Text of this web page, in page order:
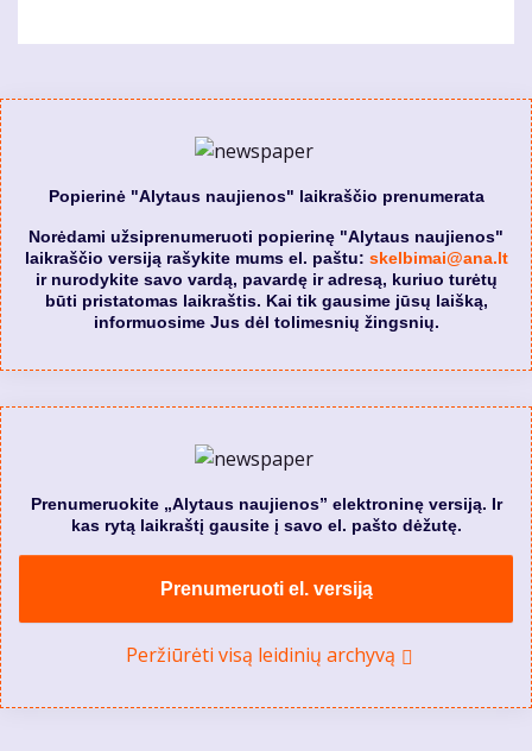
Popierinė "Alytaus naujienos" laikraščio prenumerata
Norėdami užsiprenumeruoti popierinę "Alytaus naujienos"
laikraščio versiją rašykite mums el. paštu: skelbimai@ana.lt
ir nurodykite savo vardą, pavardę ir adresą, kuriuo turėtų
būti pristatomas laikraštis. Kai tik gausime jūsų laišką,
informuosime Jus dėl tolimesnių žingsnių.
Prenumeruokite „Alytaus naujienos” elektroninę versiją. Ir
kas rytą laikraštį gausite į savo el. pašto dėžutę.
Prenumeruoti el. versiją
Peržiūrėti visą leidinių archyvą